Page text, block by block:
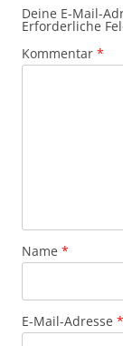
Deine E-Mail-
Erforderliche
Kommentar *
Name *
E-Mail-Adresse *